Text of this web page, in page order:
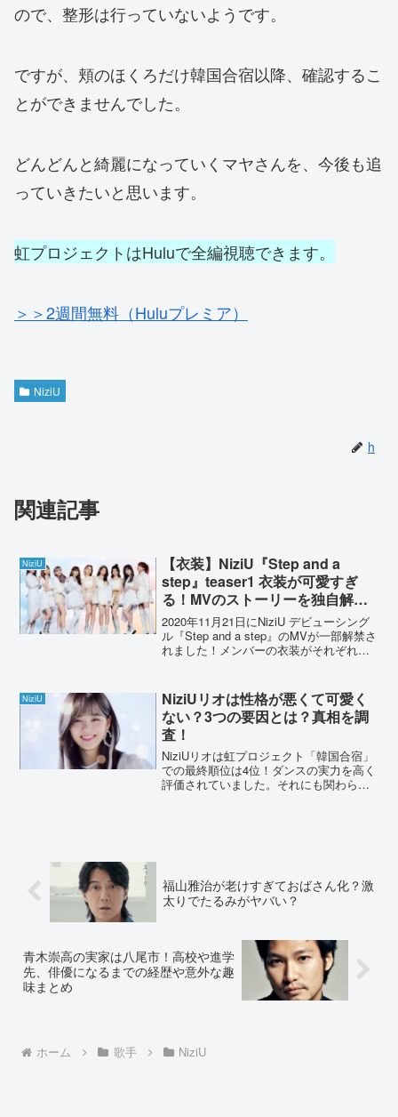
ので、整形は行っていないようです。
ですが、頬のほくろだけ韓国合宿以降、確認するこ
とができませんでした。
どんどんと綺麗になっていくマヤさんを、今後も追
っていきたいと思います。
虹プロジェクトはHuluで全編視聴できます。
＞＞2週間無料（Huluプレミア）
NiziU
h
関連記事
NiziU
【衣装】NiziU『Step and a
step』teaser1 衣装が可愛すぎ
る！MVのストーリーを独自解
釈！
2020年11月21日にNiziU デビューシング
ル『Step and a step』のMVが一部解禁さ
れました！メンバーの衣装がそれぞれ個
釈してみました。NiziU...
NiziU
NiziUリオは性格が悪くて可愛く
ない？3つの要因とは？真相を調
査！
NiziUリオは虹プロジェクト「韓国合宿」
での最終順位は4位！ダンスの実力を高く
評価されていました。それにも関わら
福山雅治が老けすぎておばさん化？激
太りでたるみがヤバい？
青木崇高の実家は八尾市！高校や進学
先、俳優になるまでの経歴や意外な趣
味まとめ
ホーム 歌手 NiziU